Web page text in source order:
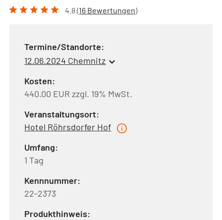
4.8 (16 Bewertungen)
Termine/Standorte:
12.06.2024 Chemnitz
Kosten:
440.00 EUR zzgl. 19% MwSt.
Veranstaltungsort:
Hotel Röhrsdorfer Hof
Umfang:
1 Tag
Kennnummer:
22-2373
Produkthinweis: